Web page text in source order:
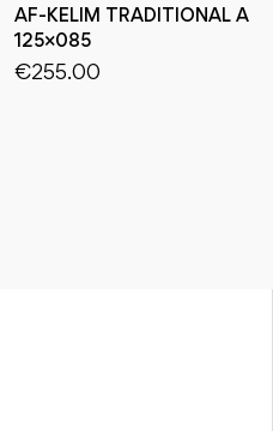
AF-KELIM TRADITIONAL A
125×085
€255.00